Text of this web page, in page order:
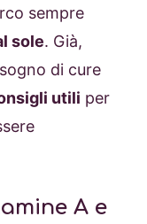
sempre
sole. Già,
di cure
utili per
A e